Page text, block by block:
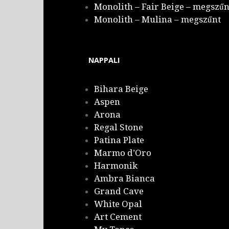
Monolith – Fair Beige –
Monolith – Mulina – megszűnt
NAPPALI
Bihara Beige
Aspen
Arona
Regal Stone
Patina Plate
Marmo d’Oro
Harmonik
Ambra Bianca
Grand Cave
White Opal
Art Cement